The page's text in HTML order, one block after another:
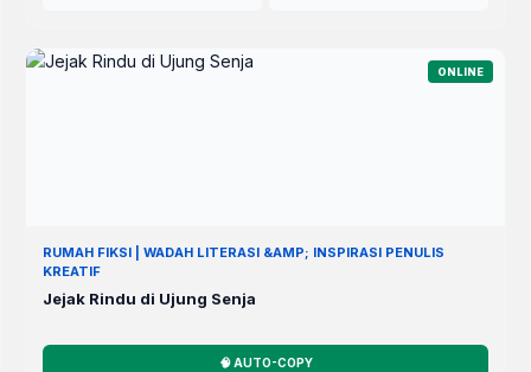
ONLINE
RUMAH FIKSI | WADAH LITERASI &AMP; INSPIRASI PENULIS
KREATIF
Jejak Rindu di Ujung Senja
🧠 AUTO-COPY